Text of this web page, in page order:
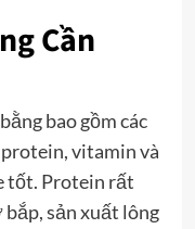
Cần
bao gồm các
vitamin và
tốt. Protein rất
sản xuất lông